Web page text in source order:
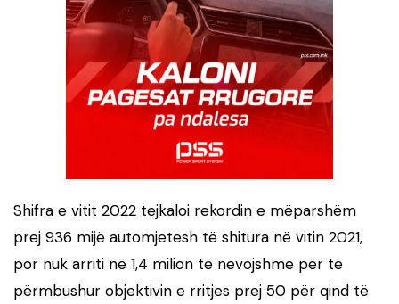
Shifra e vitit 2022 tejkaloi rekordin e mëparshëm
prej 936 mijë automjetesh të shitura në vitin 2021,
por nuk arriti në 1,4 milion të nevojshme për të
përmbushur objektivin e rritjes prej 50 për qind të